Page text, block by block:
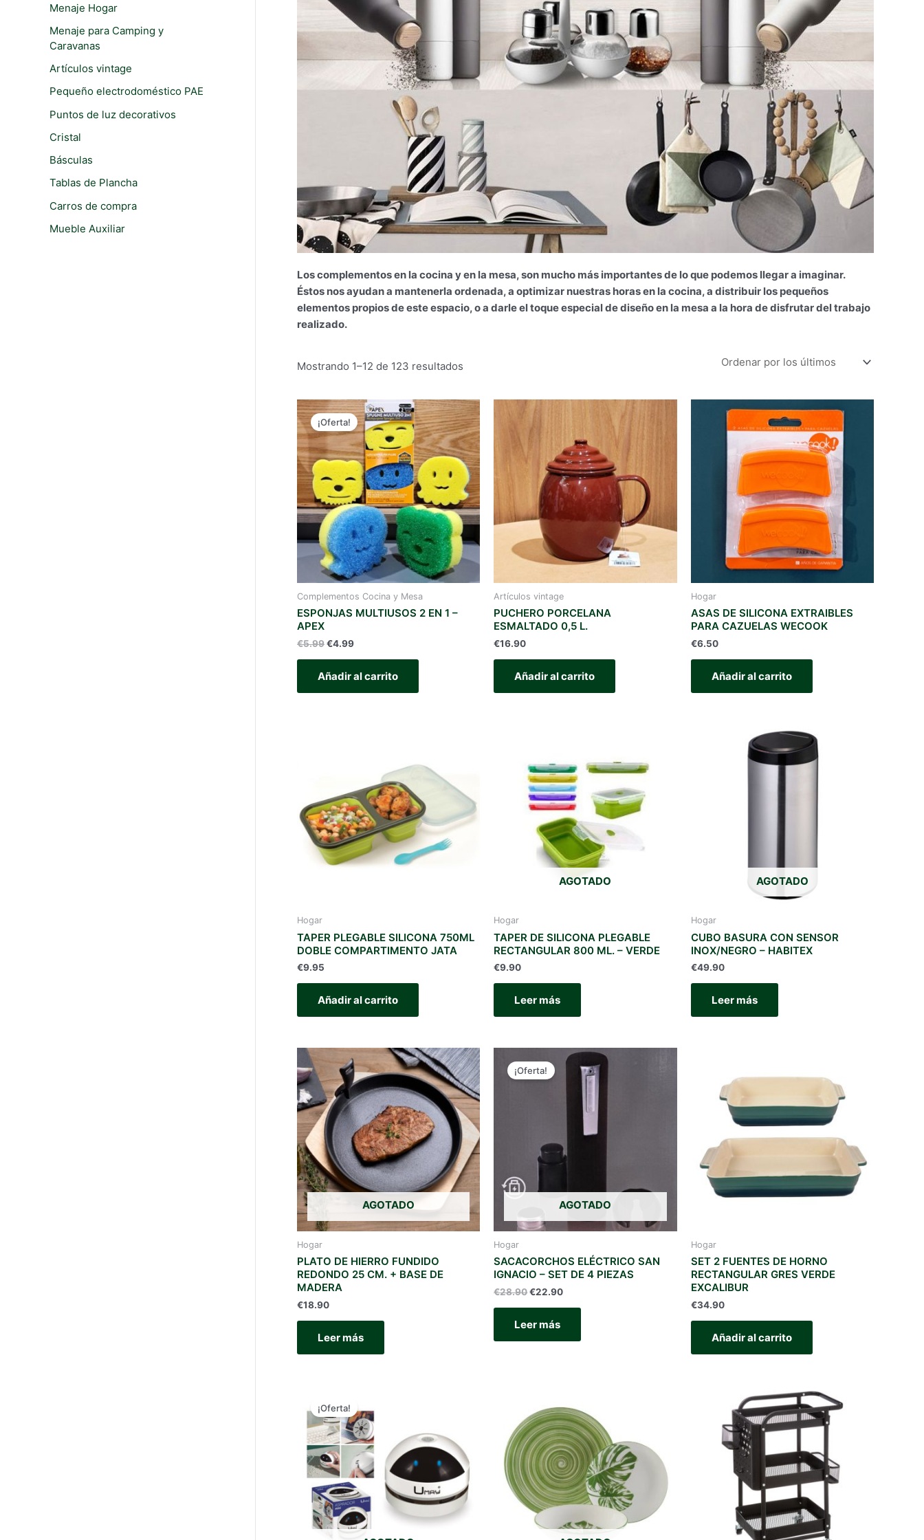
:
Menaje Hogar
Menaje para Camping y
Caravanas
Artículos vintage
Pequeño electrodoméstico PAE
Puntos de luz decorativos
Cristal
Básculas
Tablas de Plancha
Carros de compra
Mueble Auxiliar
Los complementos en la cocina y en la mesa, son mucho más importantes de lo que podemos llegar a imaginar.
Éstos nos ayudan a mantenerla ordenada, a optimizar nuestras horas en la cocina, a distribuir los pequeños
elementos propios de este espacio, o a darle el toque especial de diseño en la mesa a la hora de disfrutar del trabajo
realizado.
Mostrando 1–12 de 123 resultados
últimos
¡Oferta!
Complementos Cocina y Mesa
ESPONJAS MULTIUSOS 2 EN 1 –
APEX
€5.99El
era:
€4.99El
es:
Añadir al carrito
Artículos vintage
PUCHERO PORCELANA
ESMALTADO 0,5 L.
€16.90
Añadir al carrito
Hogar
ASAS DE SILICONA EXTRAIBLES
PARA CAZUELAS WECOOK
€6.50
Añadir al carrito
Hogar
TAPER PLEGABLE SILICONA 750ML
DOBLE COMPARTIMENTO JATA
€9.95
Añadir al carrito
AGOTADO
Hogar
TAPER DE SILICONA PLEGABLE
RECTANGULAR 800 ML. – VERDE
€9.90
Leer más
AGOTADO
Hogar
CUBO BASURA CON SENSOR
INOX/NEGRO – HABITEX
€49.90
Leer más
AGOTADO
Hogar
PLATO DE HIERRO FUNDIDO
REDONDO 25 CM. + BASE DE
MADERA
€18.90
Leer más
AGOTADO
¡Oferta!
Hogar
SACACORCHOS ELÉCTRICO SAN
IGNACIO – SET DE 4 PIEZAS
€28.90El
era:
€22.90El
€22.90.
Leer más
Hogar
SET 2 FUENTES DE HORNO
RECTANGULAR GRES VERDE
EXCALIBUR
€34.90
Añadir al carrito
¡Oferta!